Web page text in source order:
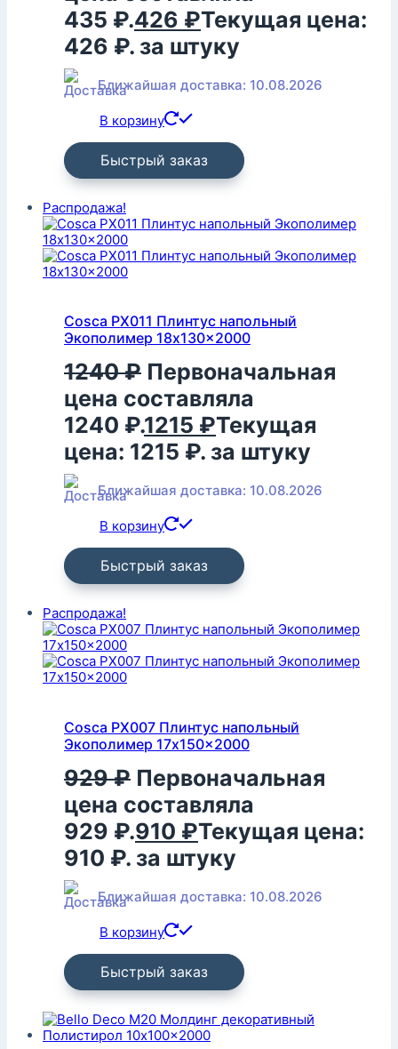
435 ₽.426 ₽Текущая цена:
426 ₽. за штуку
Ближайшая доставка: 10.08.2026
В корзину
Быстрый заказ
Распродажа!
Cosca PX011 Плинтус напольный
Экополимер 18x130x2000
1240₽ Первоначальная
цена составляла
1240 ₽.1215 ₽Текущая
цена: 1215 ₽. за штуку
Ближайшая доставка: 10.08.2026
В корзину
Быстрый заказ
Распродажа!
Cosca PX007 Плинтус напольный
Экополимер 17x150x2000
929₽ Первоначальная
цена составляла
929 ₽.910 ₽Текущая цена:
910 ₽. за штуку
Ближайшая доставка: 10.08.2026
В корзину
Быстрый заказ